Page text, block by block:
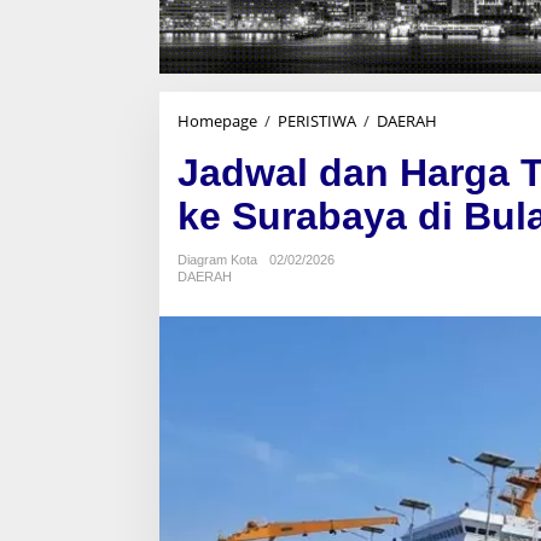
Homepage / PERISTIWA / DAERAH
d
w
a
l
t
Jadwal dan Harga
ke Surabaya di
Diagram Kota
02/02/2026
DAERAH